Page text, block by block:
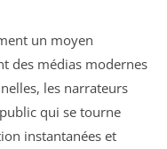
un moyen
des médias modernes
les narrateurs
qui se tourne
instantanées et